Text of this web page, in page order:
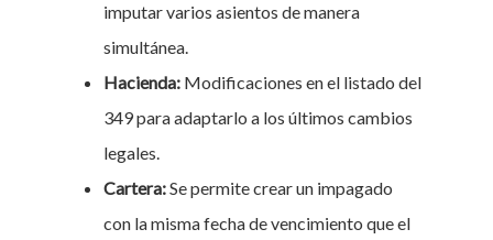
imputar varios asientos de manera
simultánea.
Hacienda: Modificaciones en el listado del
349 para adaptarlo a los últimos cambios
legales.
Cartera:Se permite crear un impagado
con la misma fecha de vencimiento que el